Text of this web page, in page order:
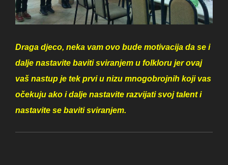
Draga djeco, neka vam ovo bude motivacija da se i
dalje nastavite baviti sviranjem u folkloru jer ovaj
vaš nastup je tek prvi u nizu mnogobrojnih koji vas
očekuju ako i dalje nastavite razvijati svoj talent i
nastavite se baviti sviranjem.